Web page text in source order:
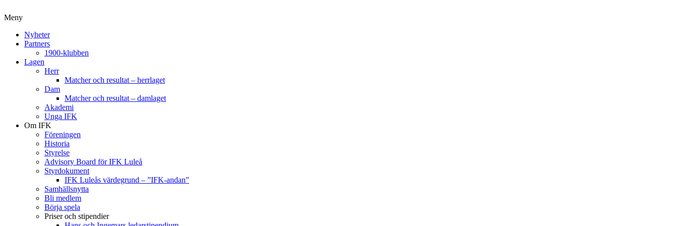
Meny
Nyheter
Partners
1900-klubben
Lagen
Herr
Matcher och resultat – herrlaget
Dam
Matcher och resultat – damlaget
Akademi
Unga IFK
Om IFK
Föreningen
Historia
Styrelse
Advisory Board för IFK Luleå
Styrdokument
IFK Luleås värdegrund – ”IFK-andan”
Samhällsnytta
Bli medlem
Börja spela
Priser och stipendier